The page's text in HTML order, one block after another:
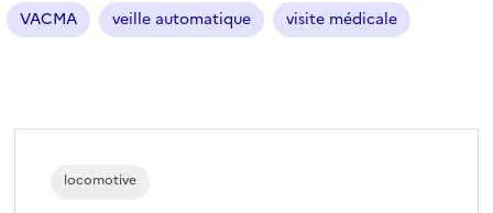
o
n
VACMA veille automatique visite médicale
locomotive